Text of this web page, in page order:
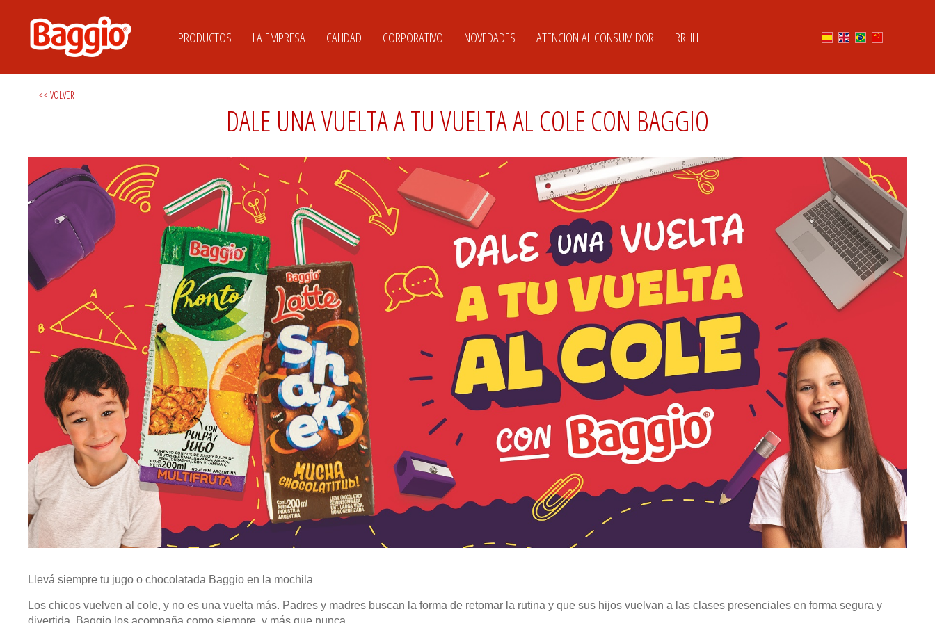
PRODUCTOS LA EMPRESA CALIDAD CORPORATIVO NOVEDADES ATENCION AL CONSUMIDOR RRHH
<< VOLVER
DALE UNA VUELTA A TU VUELTA AL COLE CON BAGGIO
Llevá siempre tu jugo o chocolatada Baggio en la mochila
Los chicos vuelven al cole, y no es una vuelta más. Padres y madres buscan la forma de retomar la rutina y que sus hijos vuelvan a las clases presenciales en forma segura y
divertida. Baggio los acompaña como siempre, y más que nunca.